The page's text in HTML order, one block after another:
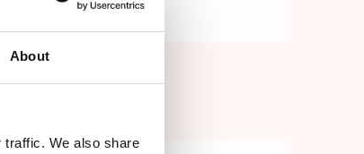
About
traffic. We also share